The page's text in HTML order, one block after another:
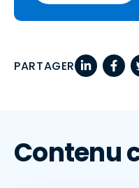
PARTAGER
Contenu